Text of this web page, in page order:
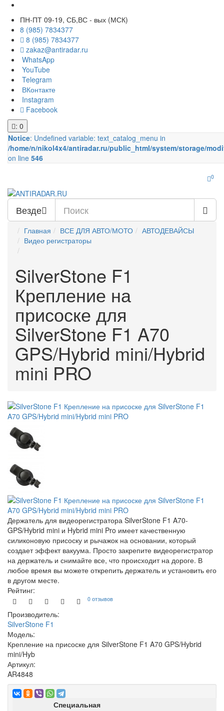
ПН-ПТ 09-19, СБ,ВС - вых (МСК)
8 (985) 7834377
8 (985) 7834377
zakaz@antiradar.ru
WhatsApp
YouTube
Telegram
ВКонтакте
Instagram
Facebook
: 0
Notice: Undefined variable: text_catalog_menu in
/home/n/nikol4x4/antiradar.ru/public_html/system/storage/
on line 546
0
Везде
Главная ВСЕ ДЛЯ АВТО/МОТО
АВТОДЕВАЙСЫ
Видео регистраторы
SilverStone F1
Крепление на
присоске для
SilverStone F1 A70
GPS/Hybrid mini/Hybrid
mini PRO
Держатель для видеорегистратора SilverStone F1 A70-
GPS/Hybrid mini и Hybrid mini Pro имеет качественную
силиконовую присоску и рычажок на основании, который
создает эффект вакуума. Просто закрепите видеорегистратор
на держатель и снимайте все, что происходит на дороге. В
любое время вы можете открепить держатель и установить его
в другом месте.
Рейтинг:
0 отзывов
Производитель:
SilverStone F1
Модель:
Крепление на присоске для SilverStone F1 A70 GPS/Hybrid
mini/Hyb
Артикул:
AR4848
Специальная